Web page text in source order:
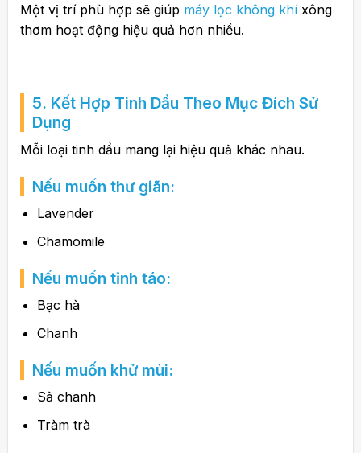
Một vị trí phù hợp sẽ giúp máy lọc không khíxông
thơm hoạt động hiệu quả hơn nhiều.
5. Kết Hợp Tinh Dầu Theo Mục Đích Sử
Dụng
Mỗi loại tinh dầu mang lại hiệu quả khác nhau.
Nếu muốn thư giãn:
Lavender
Chamomile
Nếu muốn tỉnh táo:
Bạc hà
Chanh
Nếu muốn khử mùi:
Sả chanh
Tràm trà